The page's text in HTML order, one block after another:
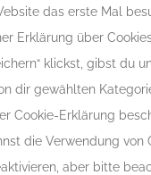
das erste Mal
Erklärung über
klickst, gibst du
dir gewählten
Cookie-Erklärung
die Verwendung von
aber bitte